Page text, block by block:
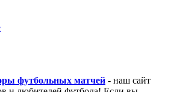
футбольных матчей - наш сайт